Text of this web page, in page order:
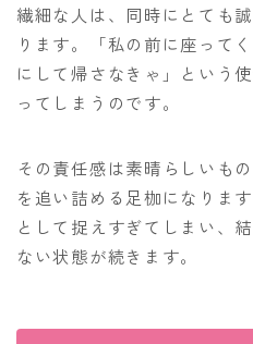
繊細な人は、同時にとても
ります。「私の前に座って
にして帰さなきゃ」という
ってしまうのです。
その責任感は素晴らしいも
を追い詰める足枷になりま
として捉えすぎてしまい、
ない状態が続きます。